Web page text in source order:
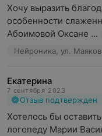
Хочу выразить
особенности
Абоимовой Оксане ...
Нейроника, ул.
Екатерина
7 сентября 2023
Отзыв подтвержден
Хотелось бы
логопеду Марии